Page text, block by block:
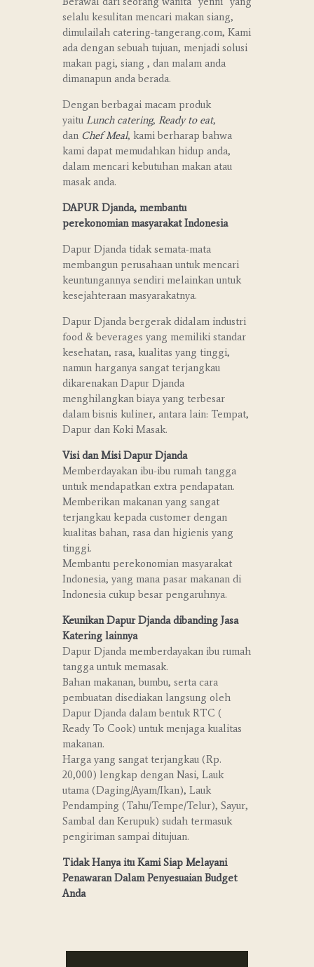
selalu kesulitan mencari makan siang,
dimulailah catering-tangerang.com, Kami
ada dengan sebuah tujuan, menjadi solusi
makan pagi, siang , dan malam anda
dimanapun anda berada.
Dengan berbagai macam produk
yaitu Lunch catering, Ready to eat,
dan Chef Meal, kami berharap bahwa
kami dapat memudahkan hidup anda,
dalam mencari kebutuhan makan atau
masak anda.
DAPUR Djanda, membantu
perekonomian masyarakat Indonesia
Dapur Djanda tidak semata-mata
membangun perusahaan untuk mencari
keuntungannya sendiri melainkan untuk
kesejahteraan masyarakatnya.
Dapur Djanda bergerak didalam industri
food & beverages yang memiliki standar
kesehatan, rasa, kualitas yang tinggi,
namun harganya sangat terjangkau
dikarenakan Dapur Djanda
menghilangkan biaya yang terbesar
dalam bisnis kuliner, antara lain: Tempat,
Dapur dan Koki Masak.
Visi dan Misi Dapur Djanda
Memberdayakan ibu-ibu rumah tangga
untuk mendapatkan extra pendapatan.
Memberikan makanan yang sangat
terjangkau kepada customer dengan
kualitas bahan, rasa dan higienis yang
tinggi.
Membantu perekonomian masyarakat
Indonesia, yang mana pasar makanan di
Indonesia cukup besar pengaruhnya.
Keunikan Dapur Djanda dibanding Jasa
Katering lainnya
Dapur Djanda memberdayakan ibu rumah
tangga untuk memasak.
Bahan makanan, bumbu, serta cara
pembuatan disediakan langsung oleh
Dapur Djanda dalam bentuk RTC (
Ready To Cook) untuk menjaga kualitas
makanan.
Harga yang sangat terjangkau (Rp.
20,000) lengkap dengan Nasi, Lauk
utama (Daging/Ayam/Ikan), Lauk
Pendamping (Tahu/Tempe/Telur), Sayur,
Sambal dan Kerupuk) sudah termasuk
pengiriman sampai ditujuan.
Tidak Hanya itu Kami Siap Melayani
Penawaran Dalam Penyesuaian Budget
Anda